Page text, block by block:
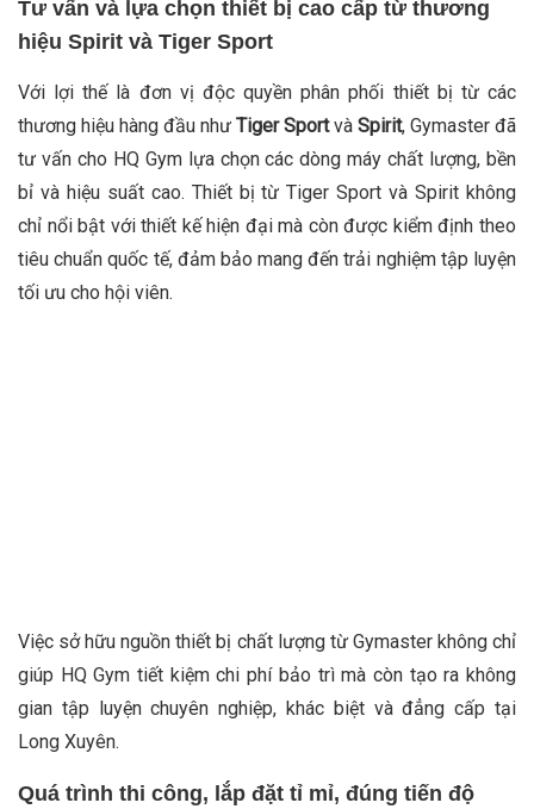
Tư vấn và lựa chọn thiết bị cao cấp từ thương
hiệu Spirit và Tiger Sport
Với lợi thế là đơn vị độc quyền phân phối thiết bị từ các
thương hiệu hàng đầu như Tiger Sportvà Spirit, Gymaster đã
tư vấn cho HQ Gym lựa chọn các dòng máy chất lượng, bền
bỉ và hiệu suất cao. Thiết bị từ Tiger Sport và Spirit không
chỉ nổi bật với thiết kế hiện đại mà còn được kiểm định theo
tiêu chuẩn quốc tế, đảm bảo mang đến trải nghiệm tập luyện
tối ưu cho hội viên.
Việc sở hữu nguồn thiết bị chất lượng từ Gymaster không chỉ
giúp HQ Gym tiết kiệm chi phí bảo trì mà còn tạo ra không
gian tập luyện chuyên nghiệp, khác biệt và đẳng cấp tại
Long Xuyên.
Quá trình thi công, lắp đặt tỉ mỉ, đúng tiến độ